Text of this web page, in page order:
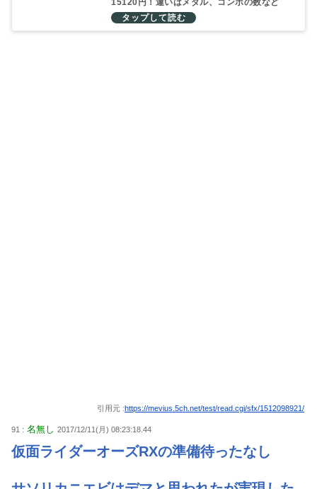
引用元 :https://mevius.5ch.net/test/read.cgi/sfx/1512098921/
91 : 名無し 2017/12/11(月) 08:23:18.44
仮面ライダーオーズRXの準備待ったなし